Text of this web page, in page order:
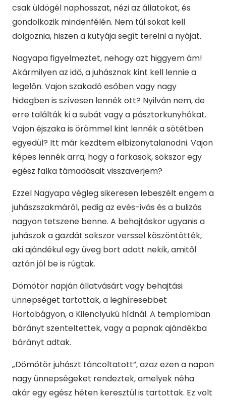
csak üldögél naphosszat, nézi az állatokat, és
gondolkozik mindenfélén. Nem túl sokat kell
dolgoznia, hiszen a kutyája segít terelni a nyájat.
Nagyapa figyelmeztet, nehogy azt higgyem ám!
Akármilyen az idő, a juhásznak kint kell lennie a
legelőn. Vajon szakadó esőben vagy nagy
hidegben is szívesen lennék ott? Nyilván nem, de
erre találták ki a subát vagy a pásztorkunyhókat.
Vajon éjszaka is örömmel kint lennék a sötétben
egyedül? Itt már kezdtem elbizonytalanodni. Vajon
képes lennék arra, hogy a farkasok, sokszor egy
egész falka támadásait visszaverjem?
Ezzel Nagyapa végleg sikeresen lebeszélt engem a
juhászszakmáról, pedig az evés-ivás és a bulizás
nagyon tetszene benne. A behajtáskor ugyanis a
juhászok a gazdát sokszor verssel köszöntötték,
aki ajándékul egy üveg bort adott nekik, amitől
aztán jól be is rúgtak.
Dömötör napján állatvásárt vagy behajtási
ünnepséget tartottak, a leghíresebbet
Hortobágyon, a Kilenclyukú hídnál. A templomban
bárányt szenteltettek, vagy a papnak ajándékba
bárányt adtak.
„Dömötör juhászt táncoltatott”, azaz ezen a napon
nagy ünnepségeket rendeztek, amelyek néha
akár egy egész héten keresztül is tartottak. Ez volt